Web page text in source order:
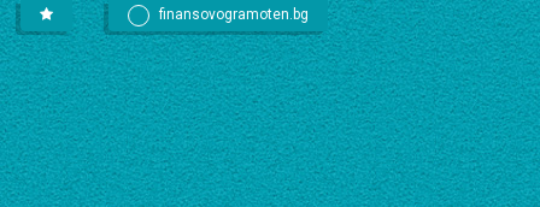
finansovogramoten.bg